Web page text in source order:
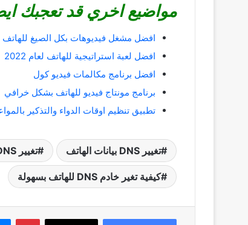
مواضيع اخري قد تعجبك
افضل مشغل فيديوهات بكل الصيغ للهاتف
افضل لعبة استراتيجية للهاتف لعام 2022
افضل برنامج مكالمات فيديو كول
برنامج مونتاج فيديو للهاتف بشكل خرافي
تطبيق تنظيم اوقات الدواء والتذكير
تغيير DNS بيانات الهاتف تغيير DNS لفتح المواقع المحجوبة للاندرويد
كيفية تغير خادم DNS للهاتف بسهولة
بينتيريست